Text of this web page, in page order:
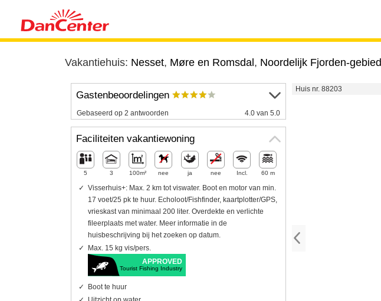
Vakantiehuis: Nesset, Møre en Romsdal , Noordelijk Fjorden-gebied
Huis nr. 88203
Gastenbeoordelingen
Gebaseerd op 2 antwoorden 4.0 van 5.0
Faciliteiten vakantiewoning
5 3 100m² nee ja nee Incl. 60 m
Visserhuis+: Max. 2 km tot viswater. Boot en motor van min.
17 voet/25 pk te huur. Echoloot/Fishfinder, kaartplotter/GPS,
vrieskast van minimaal 200 liter. Overdekte en verlichte
fileerplaats met water. Meer informatie in de
huisbeschrijving bij het zoeken op datum.
Max. 15 kg vis/pers.
APPROVED
Tourist Fishing Industry
Boot te huur